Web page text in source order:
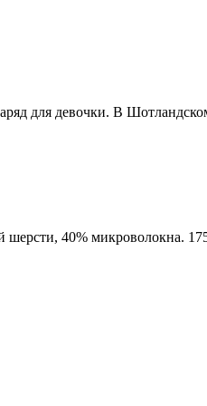
для девочки. В
шерсти, 40% микроволокна.